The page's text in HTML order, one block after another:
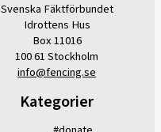
Svenska Fäktförbundet
Idrottens Hus
Box 11016
100 61 Stockholm
info@fencing.se
Kategorier